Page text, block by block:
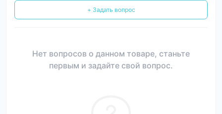
+ Задать вопрос
Нет вопросов о данном товаре, станьте
первым и задайте свой вопрос.